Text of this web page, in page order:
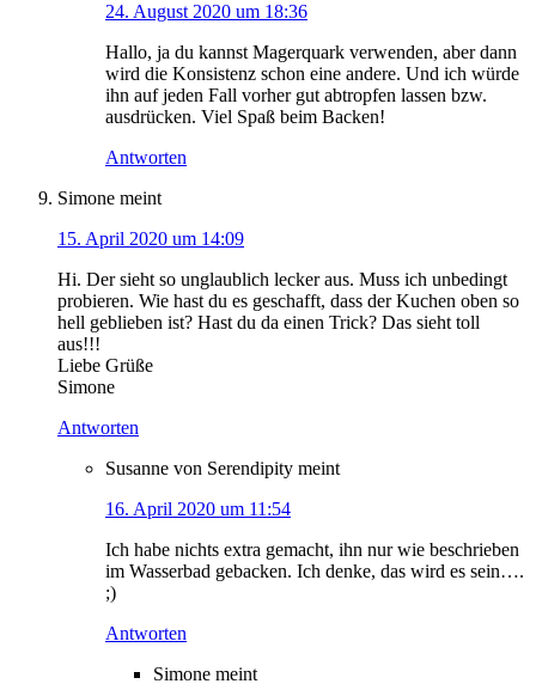
24. August 2020 um 18:36
Hallo, ja du kannst Magerquark verwenden, aber dann
wird die Konsistenz schon eine andere. Und ich würde
ihn auf jeden Fall vorher gut abtropfen lassen bzw.
ausdrücken. Viel Spaß beim Backen!
Antworten
Simone meint
15. April 2020 um 14:09
Hi. Der sieht so unglaublich lecker aus. Muss ich unbedingt
probieren. Wie hast du es geschafft, dass der Kuchen oben so
hell geblieben ist? Hast du da einen Trick? Das sieht toll
aus!!!
Liebe Grüße
Simone
Antworten
Susanne von Serendipity meint
16. April 2020 um 11:54
Ich habe nichts extra gemacht, ihn nur wie beschrieben
im Wasserbad gebacken. Ich denke, das wird es sein….
;)
Antworten
Simone meint